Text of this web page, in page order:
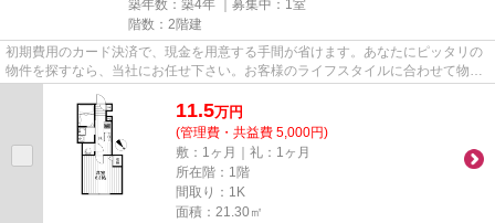
築年数：築4年 ｜募集中： 1室
階数：2階建
初期費用のカード決済で、現金を用意する手間が省けます。あなたにピッタリの
物件を探すなら、当社にお任せ下さい。お客様のライフスタイルに合わせて物件
のご紹介をいたしますので、...
11.5万円
(管理費・共益費 5,000円)
敷：1ヶ月｜礼：1ヶ月
所在階：1階
間取り：1K
面積：21.30㎡